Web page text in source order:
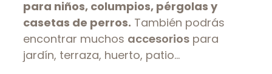
para niños, columpios, pérgolas y
casetas de perros. También podrás
encontrar muchos accesorios para
jardín, terraza, huerto, patio…